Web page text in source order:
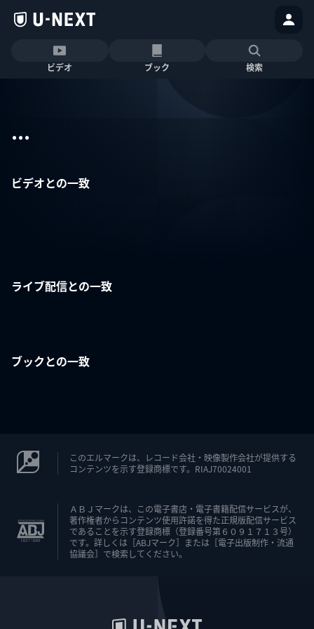
ビデオ ブック 検索
...
ビデオとの一致
ライブ配信との一致
ブックとの一致
このエルマークは、レコード会社・映像製作会社が提供する
コンテンツを示す登録商標です。RIAJ70024001
ＡＢＪマークは、この電子書店・電子書籍配信サービスが、
著作権者からコンテンツ使用許諾を得た正規版配信サービス
であることを示す登録商標（登録番号第６０９１７１３号）
です。詳しくは［ABJマーク］または［電子出版制作・流通
協議会］で検索してください。